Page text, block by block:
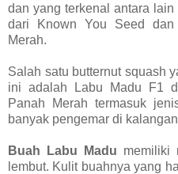
dan yang terkenal antara lain
dari Known You Seed
Merah.
Salah satu butternut squash
ini adalah Labu Madu F1
Panah Merah termasuk
banyak pengemar di
Buah Labu Madu memiliki
lembut. Kulit buahnya yang